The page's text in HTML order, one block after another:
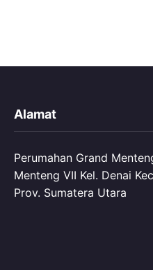
Alamat
Perumahan Grand
Menteng VII Kel. Denai
Prov. Sumatera Utara